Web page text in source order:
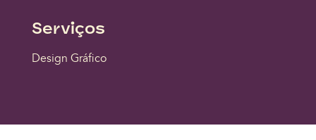
Serviços
Design Gráfico